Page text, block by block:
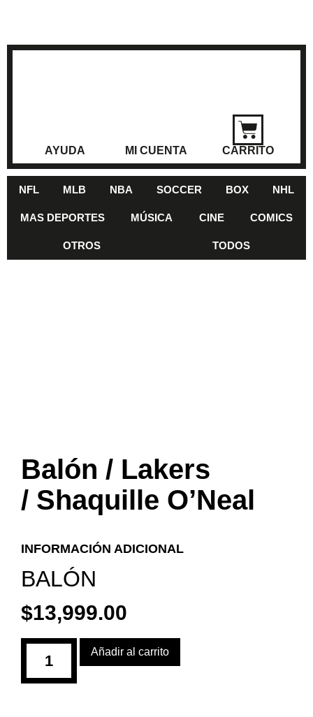
AYUDA MI CUENTA CARRITO
NFL MLB NBA SOCCER BOX NHL
MAS DEPORTES MÚSICA CINE COMICS
OTROS TODOS
Balón / Lakers
/ Shaquille O’Neal
INFORMACIÓN ADICIONAL
BALÓN
$13,999.00
Añadir al carrito